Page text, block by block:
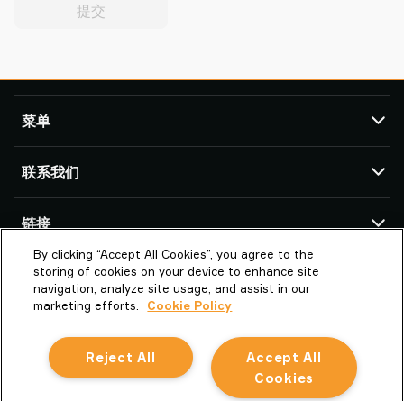
提交
菜单
产品
成功案例
关于我们
Vaculex 就是 TAWI
Sustainability at TAWI
真空起重术语表
联系我们
TAWI 办公室及合作伙伴
派亚博真空技术（上海）有限公司
上海市闵行区中春路1288号金地威新科创
园13号楼3楼 201109 上海市
la.cn.info@piab.com
+86 400 897 8668 转3
链接
关于Piab Group
TAWI – Part of Piab Group
职业机会
条款和条件
Cookie 政策
中文
By clicking “Accept All Cookies”, you agree to the
storing of cookies on your device to enhance site
navigation, analyze site usage, and assist in our
marketing efforts.
Cookie Policy
Accept All
Cookies
Reject All